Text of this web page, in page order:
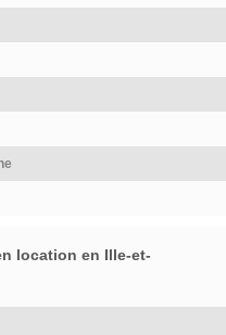
location en Ille-et-